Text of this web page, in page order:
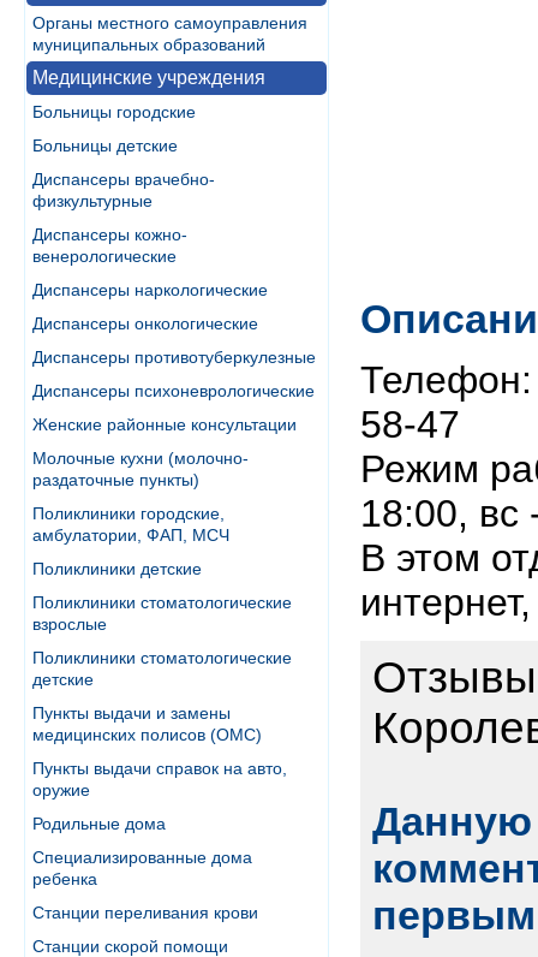
Органы местного самоуправления
муниципальных образований
Медицинские учреждения
Больницы городские
Больницы детские
Диспансеры врачебно-
физкультурные
Диспансеры кожно-
венерологические
Диспансеры наркологические
Диспансеры онкологические
Диспансеры противотуберкулезные
Диспансеры психоневрологические
Женские районные консультации
Молочные кухни (молочно-
раздаточные пункты)
Поликлиники городские,
амбулатории, ФАП, МСЧ
Поликлиники детские
Поликлиники стоматологические
взрослые
Поликлиники стоматологические
детские
Пункты выдачи и замены
медицинских полисов (ОМС)
Пункты выдачи справок на авто,
оружие
Родильные дома
Специализированные дома
ребенка
Станции переливания крови
Станции скорой помощи
58-47
Режим
18:00, вс
В этом
Отзывы
Данную